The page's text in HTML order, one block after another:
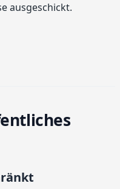
ausgeschickt.